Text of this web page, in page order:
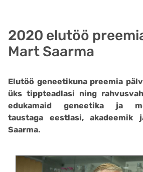
2020 elutöö
Mart Saarma
Elutöö geneetikuna preemia
üks tippteadlasi ning
edukamaid geneetika ja
taustaga eestlasi, akadeemik
Saarma.